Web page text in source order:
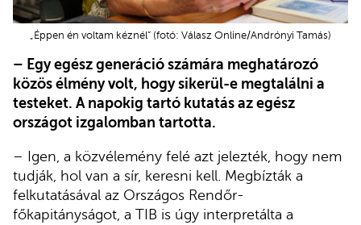
„Éppen én voltam kéznél” (fotó: Válasz Online/Andrónyi Tamás)
– Egy egész generáció számára meghatározó
közös élmény volt, hogy sikerül-e megtalálni a
testeket. A napokig tartó kutatás az egész
országot izgalomban tartotta.
– Igen, a közvélemény felé azt jelezték, hogy nem
tudják, hol van a sír, keresni kell. Megbízták a
felkutatásával az Országos Rendőr-
főkapitányságot, a TIB is úgy interpretálta a